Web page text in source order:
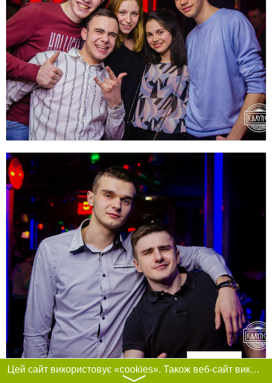
Фільтри
Цей сайт використовує «cookies». Також веб-сайт використовує інтернет-сервіс для збору технічних даних стосовно відвідувачів з метою отримання маркетингової та статистичної інформації. Умови обробки даних відвідувачів сайту див.
〉